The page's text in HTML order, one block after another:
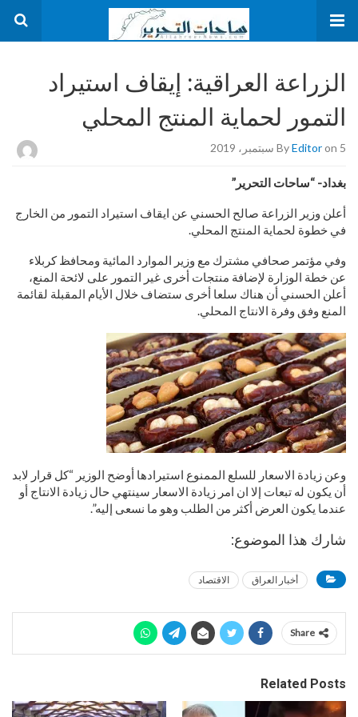
الزراعة العراقية: إيقاف استيراد
التمور لحماية المنتج المحلي
ByEditoron 5 سبتمبر، 2019
بغداد- “ساحات التحرير”
أعلن وزير الزراعة صالح الحسني عن ايقاف استيراد التمور من الخارج
في خطوة لحماية المنتج المحلي.
وفي مؤتمر صحافي مشترك مع وزير الموارد المائية ومحافظ كربلاء
عن خطة الوزارة لإضافة منتجات أخرى غير التمور على لائحة المنع،
أعلن الحسني أن هناك سلعا أخرى ستضاف خلال الأيام المقبلة لقائمة
المنع وفق وفرة الانتاج المحلي.
وعن زيادة الاسعار للسلع الممنوع استيرادها أوضح الوزير “كل قرار لابد
أن يكون له تبعات إلا ان امر زيادة الاسعار سينتهي حال زيادة الانتاج أو
عندما يكون العرض أكثر من الطلب وهو ما نسعى إليه”.
شارك هذا الموضوع:
أخبار العراق الاقتصاد
Share
Related Posts